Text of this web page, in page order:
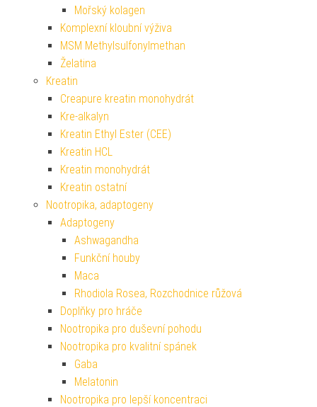
Mořský kolagen
Komplexní kloubní výživa
MSM Methylsulfonylmethan
Želatina
Kreatin
Creapure kreatin monohydrát
Kre-alkalyn
Kreatin Ethyl Ester (CEE)
Kreatin HCL
Kreatin monohydrát
Kreatin ostatní
Nootropika, adaptogeny
Adaptogeny
Ashwagandha
Funkční houby
Maca
Rhodiola Rosea, Rozchodnice růžová
Doplňky pro hráče
Nootropika pro duševní pohodu
Nootropika pro kvalitní spánek
Gaba
Melatonin
Nootropika pro lepší koncentraci